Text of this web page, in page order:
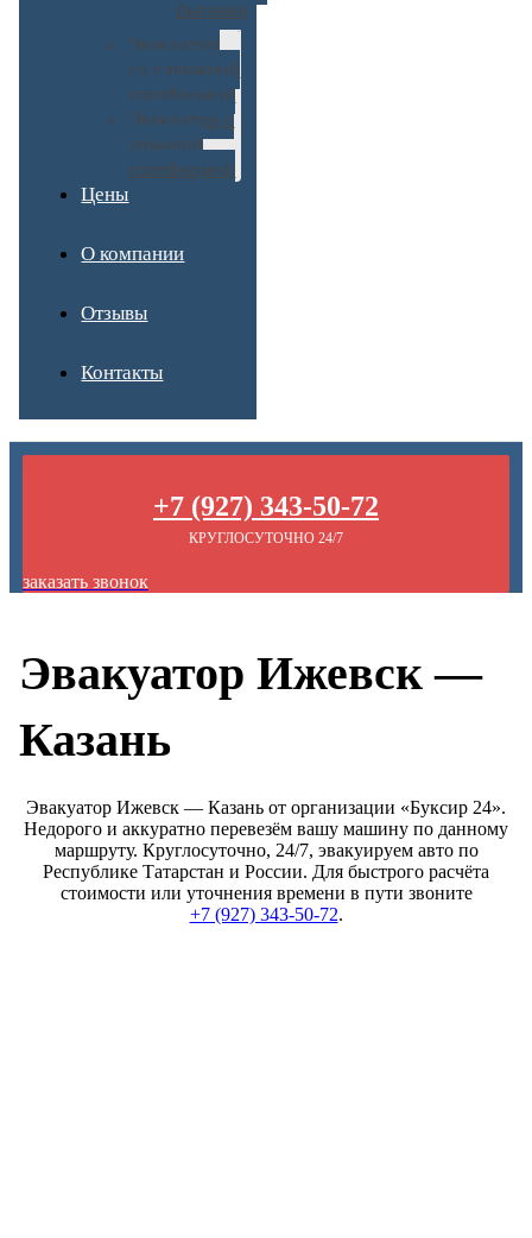
бытовки
Эвакуатор
со сдвижной
платформой
Эвакуатор с
ломаной
платформой
Цены
О компании
Отзывы
Контакты
+7 (927) 343-50-72
КРУГЛОСУТОЧНО 24/7
заказать звонок
Эвакуатор Ижевск —
Казань
Эвакуатор Ижевск — Казань от организации «Буксир 24».
Недорого и аккуратно перевезём вашу машину по данному
маршруту. Круглосуточно, 24/7, эвакуируем авто по
Республике Татарстан и России. Для быстрого расчёта
стоимости или уточнения времени в пути звоните
+7 (927) 343-50-72.